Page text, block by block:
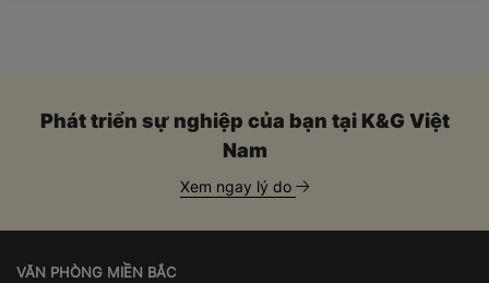
Phát triển sự nghiệp của bạn tại K&G Việt
Nam
Xem ngay lý do
VĂN PHÒNG MIỀN BẮC